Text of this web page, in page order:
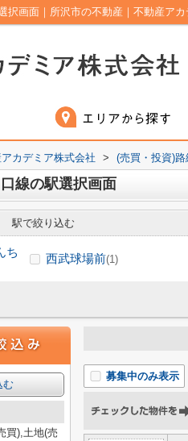
択画面｜所沢市の不動産｜不動産ア
カデミア株式会社 > (売買・投資)
線の駅選択画面
駅で絞り込む
ち 西武球場前(1)
募集中のみ表示
む
買),土地(売